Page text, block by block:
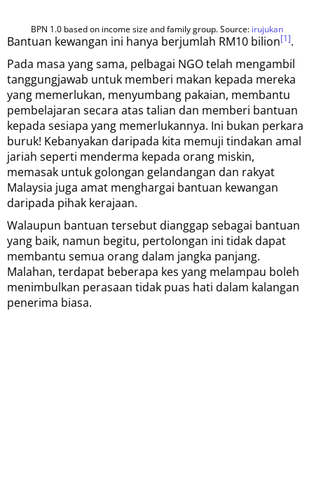
BPN 1.0 based on income size and family group. Source: irujukan
Bantuan kewangan ini hanya berjumlah RM10 bilion[1].
Pada masa yang sama, pelbagai NGO telah mengambil
tanggungjawab untuk memberi makan kepada mereka
yang memerlukan, menyumbang pakaian, membantu
pembelajaran secara atas talian dan memberi bantuan
kepada sesiapa yang memerlukannya. Ini bukan perkara
buruk! Kebanyakan daripada kita memuji tindakan amal
jariah seperti menderma kepada orang miskin,
memasak untuk golongan gelandangan dan rakyat
Malaysia juga amat menghargai bantuan kewangan
daripada pihak kerajaan.
Walaupun bantuan tersebut dianggap sebagai bantuan
yang baik, namun begitu, pertolongan ini tidak dapat
membantu semua orang dalam jangka panjang.
Malahan, terdapat beberapa kes yang melampau boleh
menimbulkan perasaan tidak puas hati dalam kalangan
penerima biasa.